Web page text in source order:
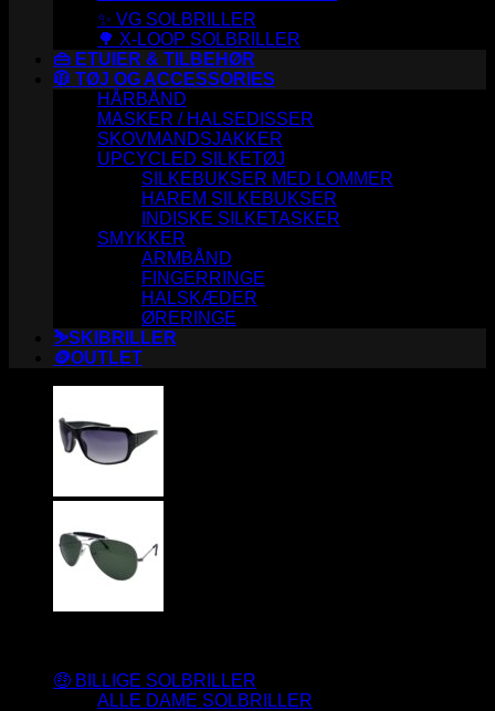
✨ VG SOLBRILLER
🌳 X-LOOP SOLBRILLER
👜 ETUIER & TILBEHØR
🧥 TØJ OG ACCESSORIES
HÅRBÅND
MASKER / HALSEDISSER
SKOVMANDSJAKKER
UPCYCLED SILKETØJ
SILKEBUKSER MED LOMMER
HAREM SILKEBUKSER
INDISKE SILKETASKER
SMYKKER
ARMBÅND
FINGERRINGE
HALSKÆDER
ØRERINGE
⛷️SKIBRILLER
🪙OUTLET
🤑 BILLIGE SOLBRILLER
ALLE DAME SOLBRILLER